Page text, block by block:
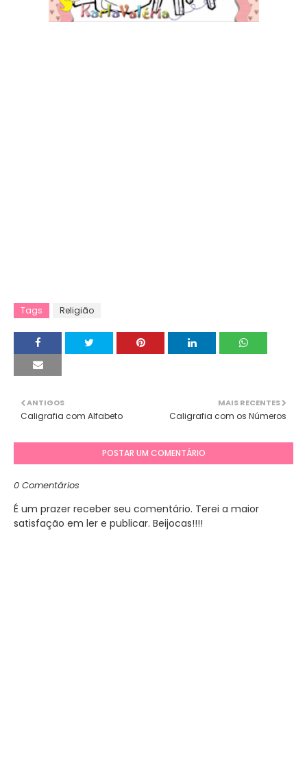
Tags Religião
MAIS RECENTES
Caligrafia com os Números
ANTIGOS
Caligrafia com Alfabeto
POSTAR UM COMENTÁRIO
0 Comentários
É um prazer receber seu comentário. Terei a maior
satisfação em ler e publicar. Beijocas!!!!